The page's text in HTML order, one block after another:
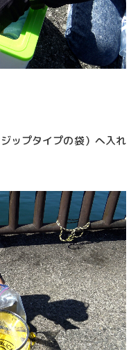
ーズ
CONTACT
ップタイプの袋）へ入れ